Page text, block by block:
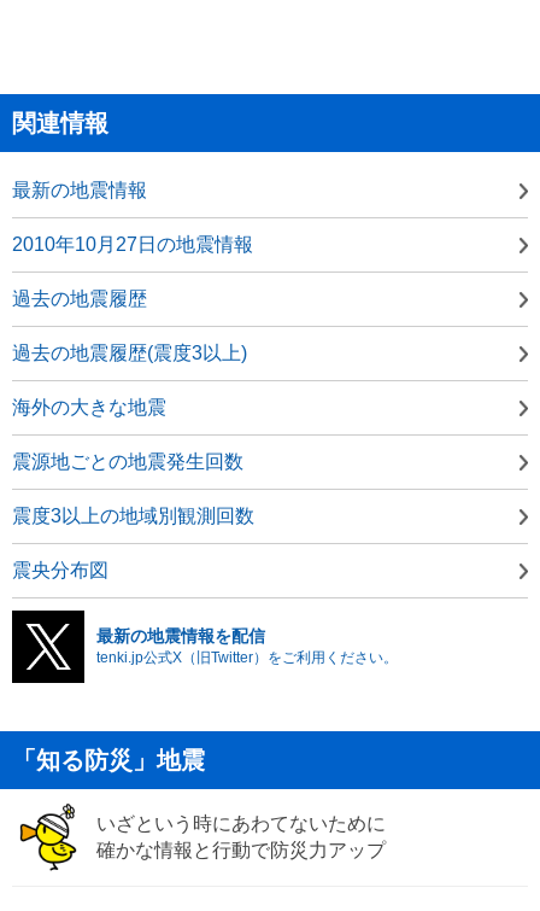
関連情報
最新の地震情報
2010年10月27日の地震情報
過去の地震履歴
過去の地震履歴(震度3以上)
海外の大きな地震
震源地ごとの地震発生回数
震度3以上の地域別観測回数
震央分布図
最新の地震情報を配信
tenki.jp公式X（旧Twitter）をご利用ください。
「知る防災」地震
いざという時にあわてないために
確かな情報と行動で防災力アップ